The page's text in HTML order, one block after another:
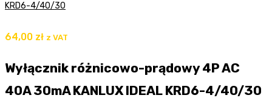
KRD6-4/40/30
64,00 zł z VAT
Wyłącznik różnicowo-prądowy 4P AC
40A 30mA KANLUX IDEAL KRD6-4/40/30